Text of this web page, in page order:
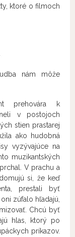
ktoré o filmoch
nám môže
prehovára k
v postojoch
stien prastarej
ako hudobná
vyzývajúce na
muzikantských
V prachu a
si, že keď
prestali byť
zúfalo hľadajú,
Chcú byť
hlas, ktorý po
príkazov.